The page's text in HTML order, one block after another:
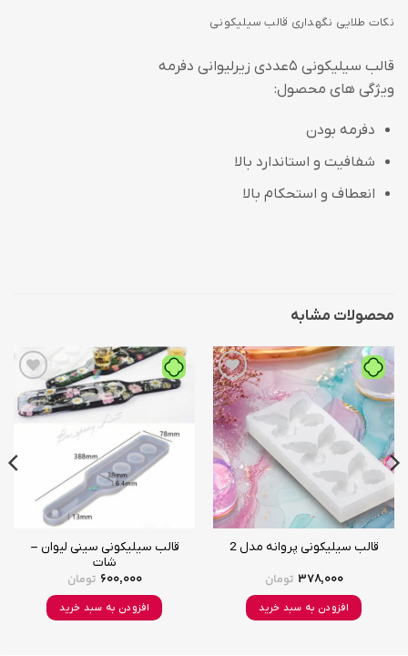
نکات طلایی نگهداری قالب سیلیکونی
قالب سیلیکونی ۵عددی زیرلیوانی دفرمه
ویژگی های محصول:
دفرمه بودن
شفافیت و استاندارد بالا
انعطاف و استحکام بالا
محصولات مشابه
افزودن
به
علاقه
مندی
ها
قالب سیلیکونی پروانه مدل 2
378,000 تومان
افزودن به سبد خرید
افزودن
به
علاقه
قالب سیلیکونی سینی لیوان –
شات
600,000 تومان
افزودن به سبد خرید